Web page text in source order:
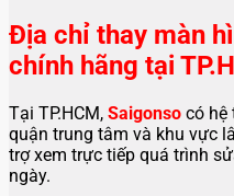
Địa chỉ thay màn
chính hãng tại
Tại TP.HCM, Saigonso có hệ
quận trung tâm và khu vực
trợ xem trực tiếp quá trình
ngày.